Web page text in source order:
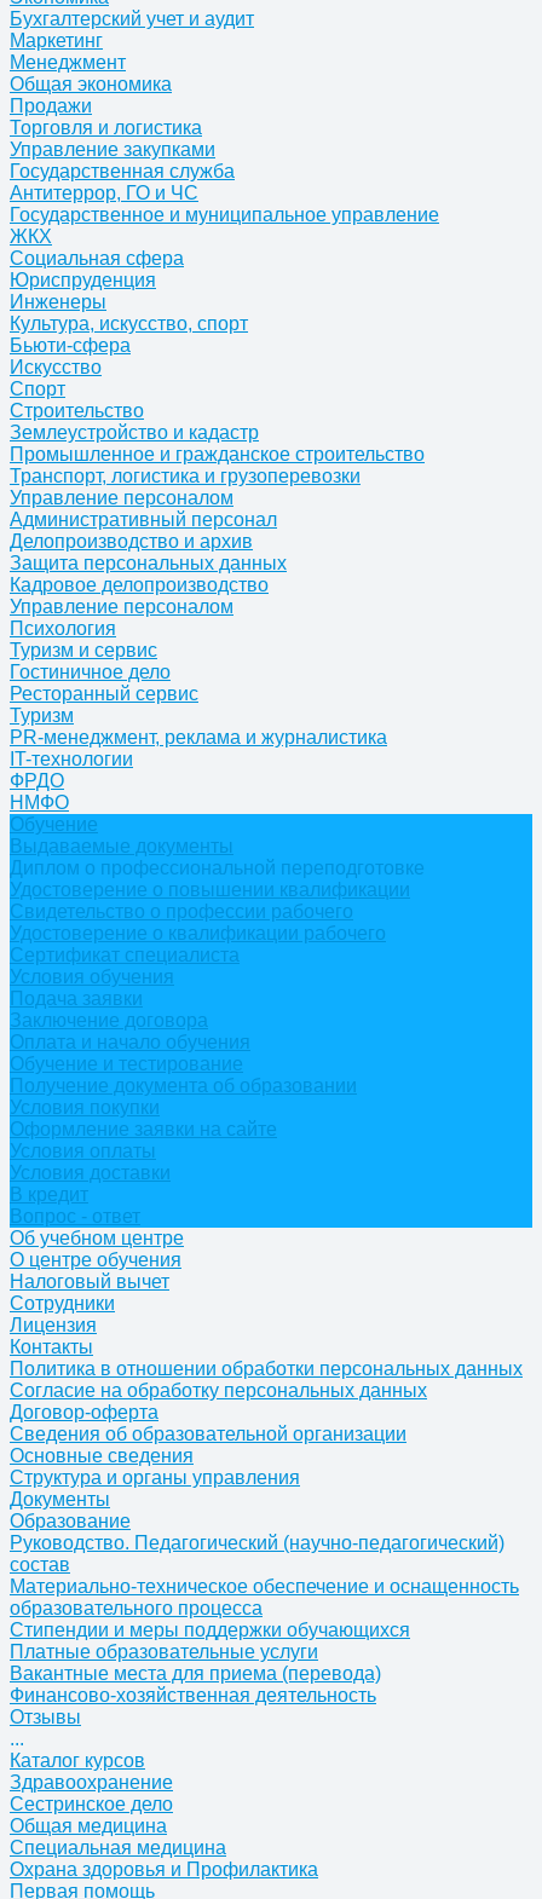
Бухгалтерский учет и аудит
Маркетинг
Менеджмент
Общая экономика
Продажи
Торговля и логистика
Управление закупками
Государственная служба
Антитеррор, ГО и ЧС
Государственное и муниципальное управление
ЖКХ
Социальная сфера
Юриспруденция
Инженеры
Культура, искусство, спорт
Бьюти-сфера
Искусство
Спорт
Строительство
Землеустройство и кадастр
Промышленное и гражданское строительство
Транспорт, логистика и грузоперевозки
Управление персоналом
Административный персонал
Делопроизводство и архив
Защита персональных данных
Кадровое делопроизводство
Управление персоналом
Психология
Туризм и сервис
Гостиничное дело
Ресторанный сервис
Туризм
PR-менеджмент, реклама и журналистика
IT-технологии
ФРДО
НМФО
Обучение
Выдаваемые документы
Диплом о профессиональной переподготовке
Удостоверение о повышении квалификации
Свидетельство о профессии рабочего
Удостоверение о квалификации рабочего
Сертификат специалиста
Условия обучения
Подача заявки
Заключение договора
Оплата и начало обучения
Обучение и тестирование
Получение документа об образовании
Условия покупки
Оформление заявки на сайте
Условия оплаты
Условия доставки
В кредит
Вопрос - ответ
Об учебном центре
О центре обучения
Налоговый вычет
Сотрудники
Лицензия
Контакты
Политика в отношении обработки персональных данных
Согласие на обработку персональных данных
Договор-оферта
Сведения об образовательной организации
Основные сведения
Структура и органы управления
Документы
Образование
Руководство. Педагогический (научно-педагогический)
состав
Материально-техническое обеспечение и оснащенность
образовательного процесса
Стипендии и меры поддержки обучающихся
Платные образовательные услуги
Вакантные места для приема (перевода)
Финансово-хозяйственная деятельность
Отзывы
...
Каталог курсов
Здравоохранение
Сестринское дело
Общая медицина
Специальная медицина
Охрана здоровья и Профилактика
Первая помощь